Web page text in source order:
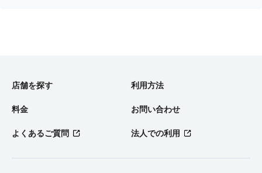
店舗を探す 利用方法
料金 お問い合わせ
よくあるご質問 法人での利用